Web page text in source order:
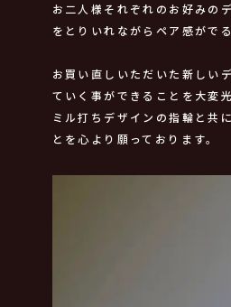
お二人様それぞれのお好みの
をとりいれながらペア感がで
お買い直しいただいた新しい
ていく事ができることを大変
ミル打ちデザインの指輪と共
とを心より願っております。